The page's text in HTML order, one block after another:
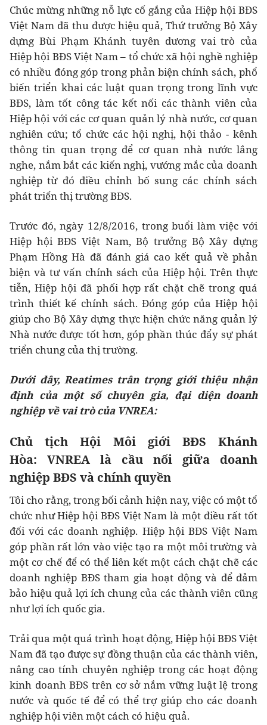
Chúc mừng những nỗ lực cố gắng của Hiệp hội BĐS
Việt Nam đã thu được hiệu quả, Thứ trưởng Bộ Xây
dựng Bùi Phạm Khánh tuyên dương vai trò của
Hiệp hội BĐS Việt Nam – tổ chức xã hội nghề nghiệp
có nhiều đóng góp trong phản biện chính sách, phổ
biến triển khai các luật quan trọng trong lĩnh vực
BĐS, làm tốt công tác kết nối các thành viên của
Hiệp hội với các cơ quan quản lý nhà nước, cơ quan
nghiên cứu; tổ chức các hội nghị, hội thảo - kênh
thông tin quan trọng để cơ quan nhà nước lắng
nghe, nắm bắt các kiến nghị, vướng mắc của doanh
nghiệp từ đó điều chỉnh bố sung các chính sách
phát triển thị trường BĐS.
Trước đó, ngày 12/8/2016, trong buổi làm việc với
Hiệp hội BĐS Việt Nam, Bộ trưởng Bộ Xây dựng
Phạm Hồng Hà đã đánh giá cao kết quả về phản
biện và tư vấn chính sách của Hiệp hội. Trên thực
tiễn, Hiệp hội đã phối hợp rất chặt chẽ trong quá
trình thiết kế chính sách. Đóng góp của Hiệp hội
giúp cho Bộ Xây dựng thực hiện chức năng quản lý
Nhà nước được tốt hơn, góp phần thúc đẩy sự phát
triển chung của thị trường.
Dưới đây, Reatimes trân trọng giới thiệu nhận
định của một số chuyên gia, đại diện doanh
nghiệp về vai trò của VNREA:
Chủ tịch Hội Môi giới BĐS Khánh
Hòa: VNREA là cầu nối giữa doanh
nghiệp BĐS và chính quyền
Tôi cho rằng, trong bối cảnh hiện nay, việc có một tổ
chức như Hiệp hội BĐS Việt Nam là một điều rất tốt
đối với các doanh nghiệp. Hiệp hội BĐS Việt Nam
góp phần rất lớn vào việc tạo ra một môi trường và
một cơ chế để có thể liên kết một cách chặt chẽ các
doanh nghiệp BĐS tham gia hoạt động và để đảm
bảo hiệu quả lợi ích chung của các thành viên cũng
như lợi ích quốc gia.
Trải qua một quá trình hoạt động, Hiệp hội BĐS Việt
Nam đã tạo được sự đồng thuận của các thành viên,
nâng cao tính chuyên nghiệp trong các hoạt động
kinh doanh BĐS trên cơ sở nắm vững luật lệ trong
nước và quốc tế để có thể trợ giúp cho các doanh
nghiệp hội viên một cách có hiệu quả.